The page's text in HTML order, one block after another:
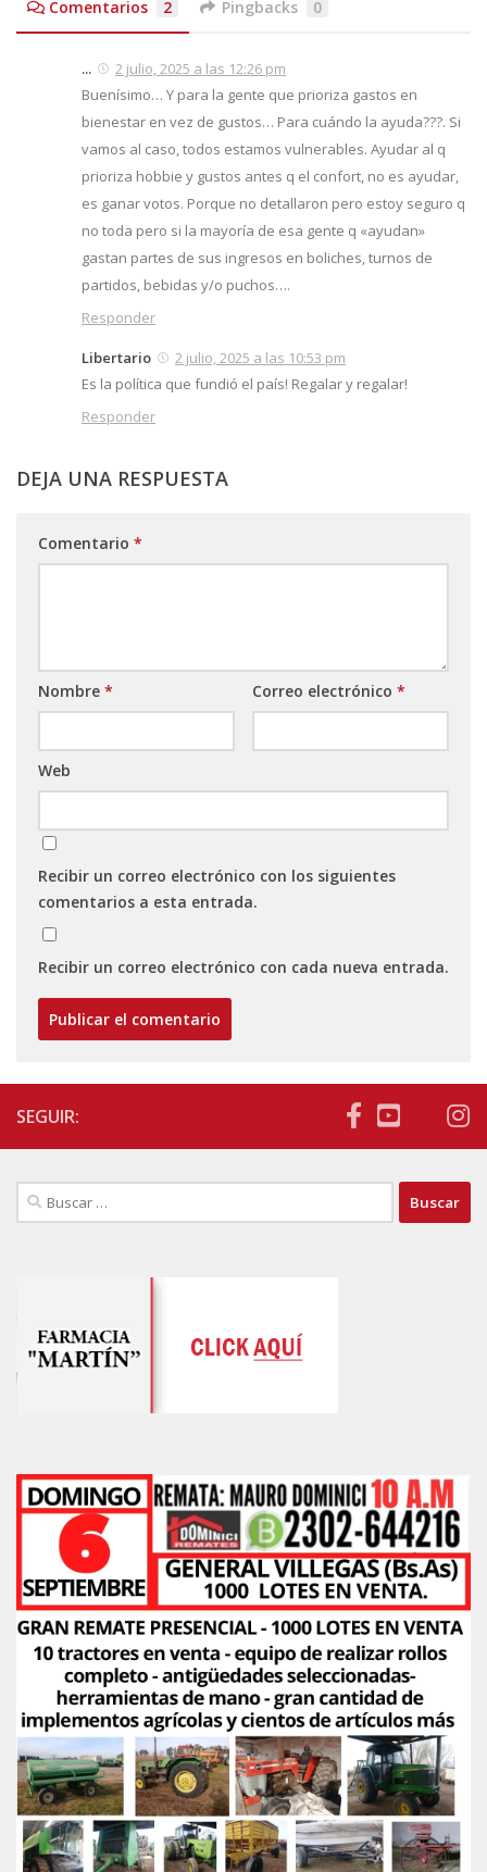
Comentarios 2 Pingbacks 0
...
2 julio, 2025 a las 12:26 pm
Buenísimo… Y para la gente que prioriza gastos en
bienestar en vez de gustos… Para cuándo la ayuda???. Si
vamos al caso, todos estamos vulnerables. Ayudar al q
prioriza hobbie y gustos antes q el confort, no es ayudar,
es ganar votos. Porque no detallaron pero estoy seguro q
no toda pero si la mayoría de esa gente q «ayudan»
gastan partes de sus ingresos en boliches, turnos de
partidos, bebidas y/o puchos….
Responder
Libertario
2 julio, 2025 a las 10:53 pm
Es la política que fundió el país! Regalar y regalar!
Responder
DEJA UNA RESPUESTA
Comentario *
Nombre * Correo electrónico *
Web
Recibir un correo electrónico con los siguientes
comentarios a esta entrada.
Recibir un correo electrónico con cada nueva entrada.
SEGUIR:
Buscar: